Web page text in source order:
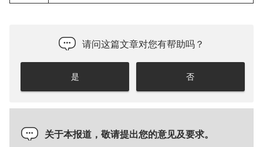
请问这篇文章对您有帮助吗？
是 否
关于本报道，敬请提出您的意见及要求。